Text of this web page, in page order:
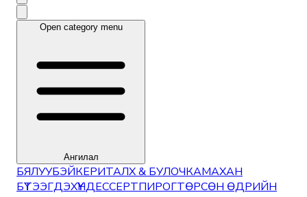
Open category menu
Ангилал
БЯЛУУБЭЙКЕРИТАЛХ & БУЛОЧКАМАХАН
БҮТЭЭГДЭХҮҮНДЕССЕРТПИРОГТӨРСӨН ӨДРИЙН